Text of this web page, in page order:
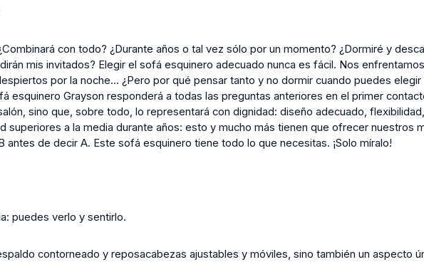
con todo? ¿Durante años o tal vez sólo por un momento? ¿Dormiré y
mis invitados? Elegir el sofá esquinero adecuado nunca es fácil. Nos
por la noche... ¿Pero por qué pensar tanto y no dormir cuando puedes
esquinero Grayson responderá a todas las preguntas anteriores en el primer
sino que, sobre todo, lo representará con dignidad: diseño adecuado,
superiores a la media durante años: esto y mucho más tienen que ofrecer nuestros
antes de decir A. Este sofá esquinero tiene todo lo que necesitas. ¡Solo míralo!
puedes verlo y sentirlo.
contorneado y reposacabezas ajustables y móviles, sino también un aspecto